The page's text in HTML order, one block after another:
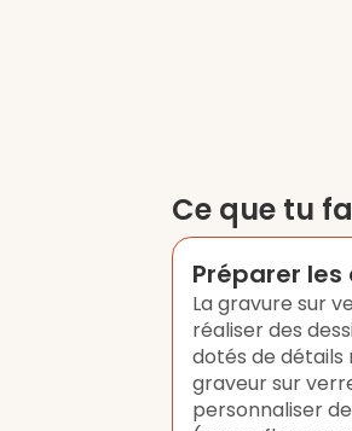
Ce que tu
Préparer
La gravure sur
réaliser des
dotés de détails
graveur sur
personnaliser